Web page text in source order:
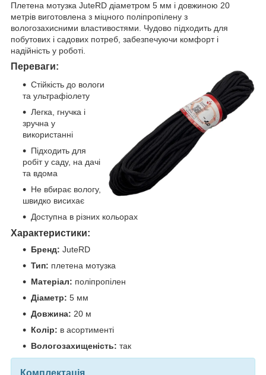
Плетена мотузка JuteRD діаметром 5 мм і довжиною 20
метрів виготовлена з міцного поліпропілену з
вологозахисними властивостями. Чудово підходить для
побутових і садових потреб, забезпечуючи комфорт і
надійність у роботі.
Переваги:
Стійкість до вологи
та ультрафіолету
Легка, гнучка і
зручна у
використанні
Підходить для
робіт у саду, на дачі
та вдома
Не вбирає вологу,
швидко висихає
Доступна в різних кольорах
Характеристики:
Бренд: JuteRD
Тип: плетена мотузка
Матеріал: поліпропілен
Діаметр: 5 мм
Довжина: 20 м
Колір: в асортименті
Вологозахищеність: так
Комплектація